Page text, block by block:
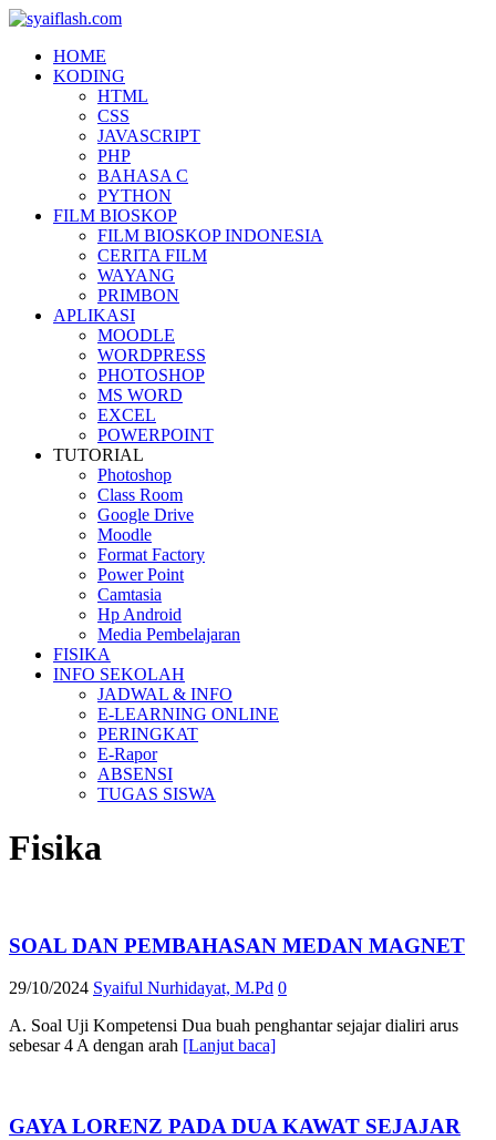
HOME
KODING
HTML
CSS
JAVASCRIPT
PHP
BAHASA C
PYTHON
FILM BIOSKOP
FILM BIOSKOP INDONESIA
CERITA FILM
WAYANG
PRIMBON
APLIKASI
MOODLE
WORDPRESS
PHOTOSHOP
MS WORD
EXCEL
POWERPOINT
TUTORIAL
Photoshop
Class Room
Google Drive
Moodle
Format Factory
Power Point
Camtasia
Hp Android
Media Pembelajaran
FISIKA
INFO SEKOLAH
JADWAL & INFO
E-LEARNING ONLINE
PERINGKAT
E-Rapor
ABSENSI
TUGAS SISWA
Fisika
SOAL DAN PEMBAHASAN MEDAN MAGNET
29/10/2024 Syaiful Nurhidayat, M.Pd 0
A. Soal Uji Kompetensi Dua buah penghantar sejajar dialiri arus
sebesar 4 A dengan arah [Lanjut baca]
GAYA LORENZ PADA DUA KAWAT SEJAJAR